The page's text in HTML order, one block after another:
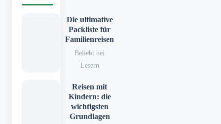
Die ultimative
Packliste für
Familienreisen
Beliebt bei
Lesern
Reisen mit
Kindern: die
wichtigsten
Grundlagen